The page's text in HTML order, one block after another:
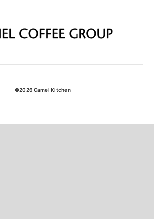
©2026 Camel Kitchen